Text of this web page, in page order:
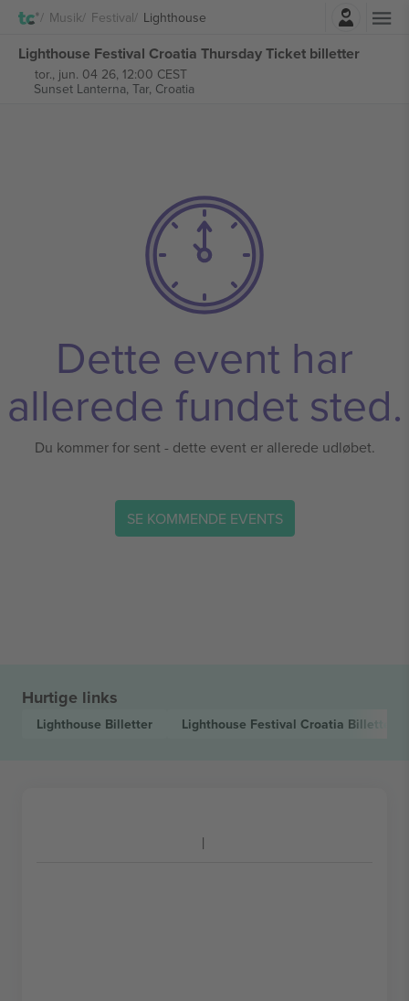
Musik Festival Lighthouse
Lighthouse Festival Croatia Thursday Ticket billetter
tor., jun. 04 26, 12:00 CEST
Sunset Lanterna, Tar, Croatia
Dette event har
allerede fundet sted.
Du kommer for sent - dette event er allerede udløbet.
SE KOMMENDE EVENTS
Hurtige links
Lighthouse Billetter Lighthouse Festival Croatia Billetter